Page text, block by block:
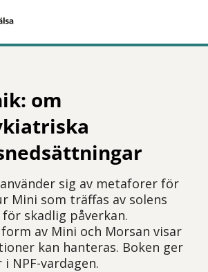
om
sig av metaforer för
Mini som träffas av solens
skadlig påverkan.
av Mini och Morsan visar
kan hanteras. Boken ger
NPF-vardagen.